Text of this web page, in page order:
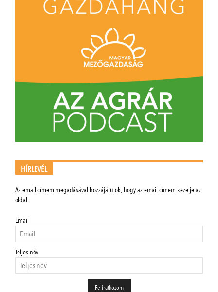
HÍRLEVÉL
Az email címem megadásával hozzájárulok, hogy az email címem kezelje az
oldal.
Email
Teljes név